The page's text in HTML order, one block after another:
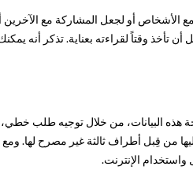
الأشخاص أو لجعل المشاركة مع
تأخذ وقتاً لقراءته بعناية. تذكر أنه
هذه البيانات، من خلال توجيه طلب
إليها من قِبل أطراف ثالثة غير مصرح
الإنترنت.